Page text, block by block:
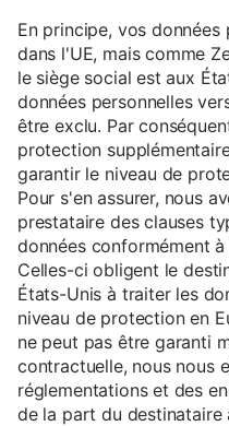
En principe, vos
dans l'UE, mais comme
le siège social est aux
données personnelles
être exclu. Par
protection
garantir le niveau de
Pour s'en assurer, nous
prestataire des clauses
données conformément
Celles-ci obligent le
États-Unis à traiter les
niveau de protection en
ne peut pas être garanti
contractuelle, nous nous
réglementations et des
de la part du destinataire